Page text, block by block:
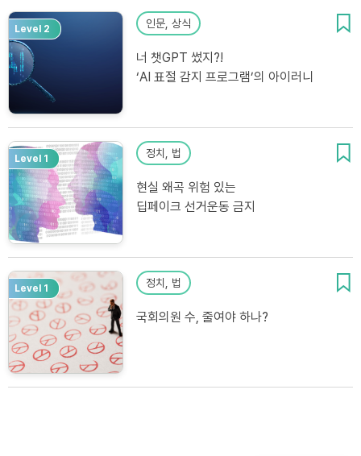
Level 2 인문, 상식
너 챗GPT 썼지?!
‘AI 표절 감지 프로그램’의 아이러니
Level 1 정치, 법
현실 왜곡 위험 있는
딥페이크 선거운동 금지
Level 1 정치, 법
국회의원 수, 줄여야 하나?